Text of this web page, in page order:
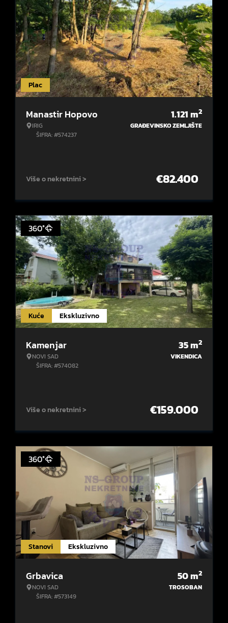
Plac
Manastir Hopovo
IRIG
ŠIFRA: #574237
1.121m2
GRAĐEVINSKO ZEMLJIŠTE
Više o nekretnini > €82.400
Kuće Ekskluzivno
360°
Kamenjar
NOVI SAD
ŠIFRA: #574082
35m2
VIKENDICA
Više o nekretnini > €159.000
Stanovi Ekskluzivno
360°
Grbavica
NOVI SAD
ŠIFRA: #573149
50m2
TROSOBAN